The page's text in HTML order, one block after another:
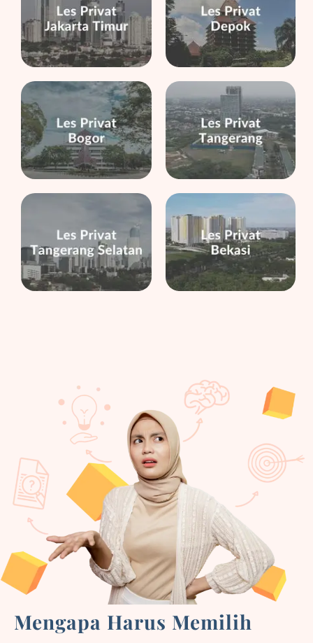
Mengapa Harus Memilih